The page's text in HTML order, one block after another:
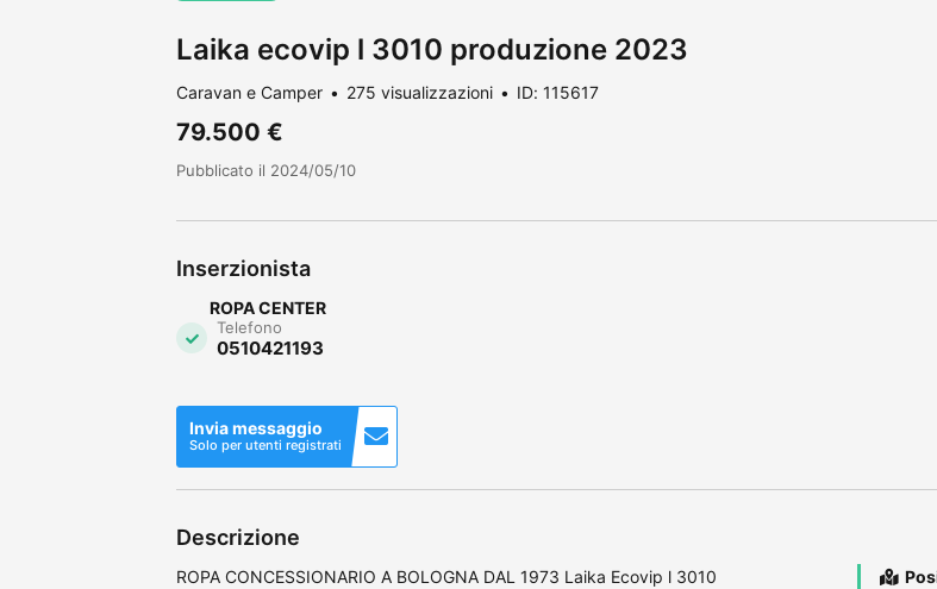
Laika ecovip l 3010 produzione 2023
Caravan e Camper 275 visualizzazioni ID: 115617
79.500 €
Pubblicato il 2024/05/10
Inserzionista
ROPA CENTER
Telefono
0510421193
Invia messaggio
Solo per utenti registrati
Descrizione
ROPA CONCESSIONARIO A BOLOGNA DAL 1973 Laika Ecovip l 3010